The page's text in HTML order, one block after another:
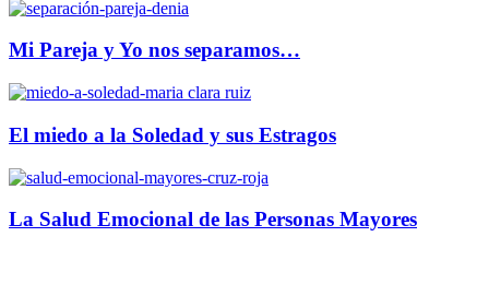
Mi Pareja y Yo nos separamos…
El miedo a la Soledad y sus Estragos
La Salud Emocional de las Personas Mayores